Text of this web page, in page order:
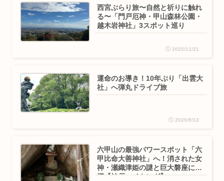
西宮ぶらり旅〜自然と祈りに触れ
る〜「門戸厄神・甲山森林公園・
越木岩神社」3スポット巡り
2025/11/21
運命のお導き！10年ぶり「出雲大
社」へ弾丸ドライブ旅
2025/9/13
六甲山の最強パワースポット「六
甲比命大善神社」へ！消された女
神・瀬織津姫の謎と巨大磐座に驚
愕【神戸ハイキング】